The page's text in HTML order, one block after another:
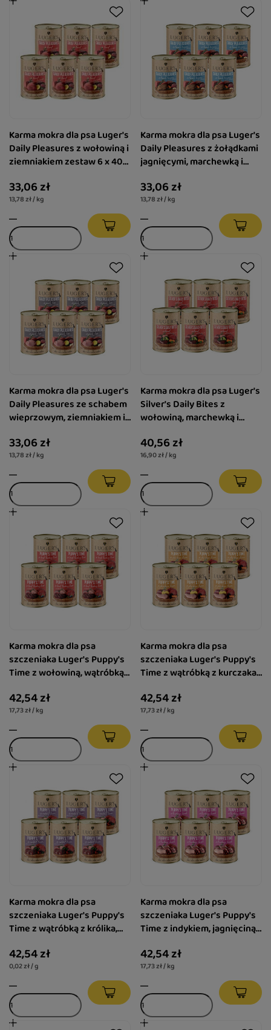
Karma mokra dla psa Luger's
Daily Pleasures z wołowiną i
ziemniakiem zestaw 6 x 400
33,06 zł
13,78 zł / kg
Karma mokra dla psa Luger's
Daily Pleasures z żołądkami
jagnięcymi, marchewką i
33,06 zł
13,78 zł / kg
Karma mokra dla psa Luger's
Daily Pleasures ze schabem
wieprzowym, ziemniakiem i
33,06 zł
13,78 zł / kg
Karma mokra dla psa Luger's
Silver's Daily Bites z
wołowiną, marchewką i
40,56 zł
16,90 zł / kg
Karma mokra dla psa
szczeniaka Luger's Puppy's
Time z wołowiną, wątróbką z
400 g
42,54 zł
17,73 zł / kg
Karma mokra dla psa
szczeniaka Luger's Puppy's
Time z wątróbką z kurczaka,
zestaw 6 x 400 g
42,54 zł
17,73 zł / kg
Karma mokra dla psa
szczeniaka Luger's Puppy's
Time z wątróbką z królika,
zestaw 6 x 400 g
42,54 zł
0,02 zł / g
Karma mokra dla psa
szczeniaka Luger's Puppy's
Time z indykiem, jagnięciną i
42,54 zł
17,73 zł / kg